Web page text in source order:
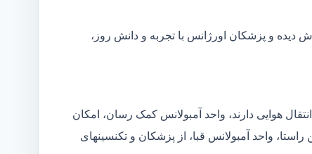
دیده و پزشکان اورژانس با تجربه و دانش روز،
هوایی دارند، واحد آمبولانس کمک رسان، امکان
واحد آمبولانس قبا، از پزشکان و تکنسینهای